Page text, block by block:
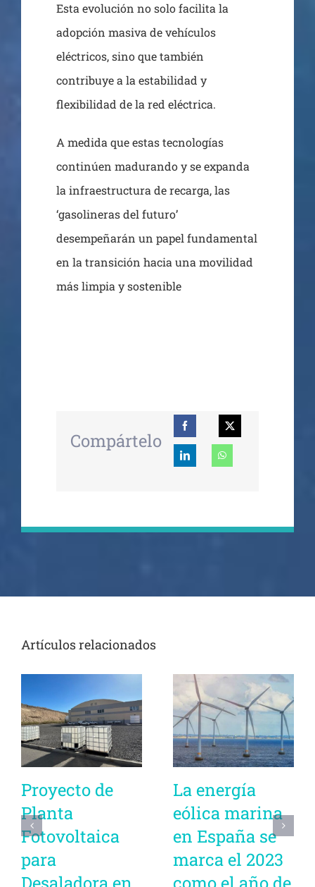
Esta evolución no solo facilita la
adopción masiva de vehículos
eléctricos, sino que también
contribuye a la estabilidad y
flexibilidad de la red eléctrica.
A medida que estas tecnologías
continúen madurando y se expanda
la infraestructura de recarga, las
‘gasolineras del futuro’
desempeñarán un papel fundamental
en la transición hacia una movilidad
más limpia y sostenible
Compártelo
Artículos relacionados
Proyecto de
Planta
Fotovoltaica
para
La energía
eólica marina
en España se
marca el 2023